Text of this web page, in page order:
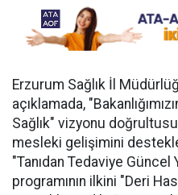
Erzurum Sağlık İl
açıklamada,
Sağlık" vizyonu
mesleki gelişimini
"Tanıdan Tedaviye Güncel
programının ilkini "Deri